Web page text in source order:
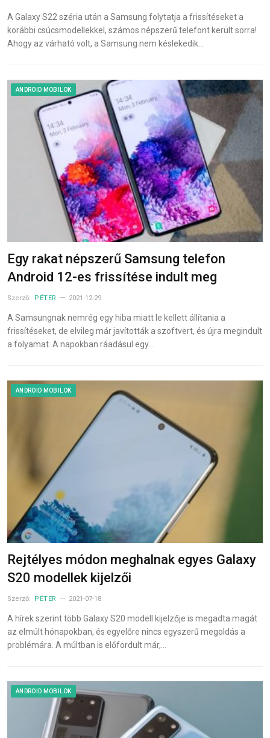
A Galaxy S22 széria után a Samsung folytatja a frissítéseket a
korábbi csúcsmodellekkel, számos népszerű telefont került sorra!
Ahogy az várható volt, a Samsung nem késlekedik…
ANDROID MOBILOK
Egy rakat népszerű Samsung telefon
Android 12-es frissítése indult meg
Szerző: PÉTER 2021-12-29
A Samsungnak nemrég egy hiba miatt le kellett állítania a
frissítéseket, de elvileg már javították a szoftvert, és újra megindult
a folyamat. A napokban ráadásul egy…
ANDROID MOBILOK
Rejtélyes módon meghalnak egyes Galaxy
S20 modellek kijelzői
Szerző: PÉTER 2021-07-18
A hírek szerint több Galaxy S20 modell kijelzője is megadta magát
az elmúlt hónapokban, és egyelőre nincs egyszerű megoldás a
problémára. A múltban is előfordult már,…
ANDROID MOBILOK